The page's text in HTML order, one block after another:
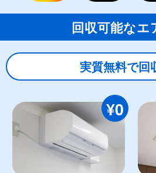
回収可能なエ
実質無料で回
¥0